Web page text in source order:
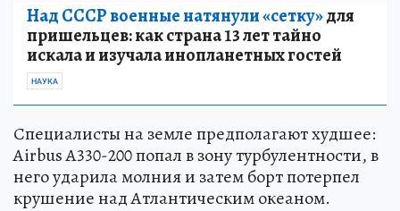
Над СССР военные натянули «сетку»для
пришельцев: как страна 13 лет тайно
искала и изучала инопланетных гостей
НАУКА
Специалисты на земле предполагают худшее:
Airbus A330-200 попал в зону турбулентности, в
него ударила молния и затем борт потерпел
крушение над Атлантическим океаном.